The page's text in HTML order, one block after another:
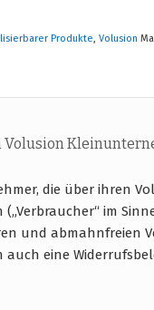
Produkte,Volusion
die über ihren
im
und abmahnfreien
auch eine